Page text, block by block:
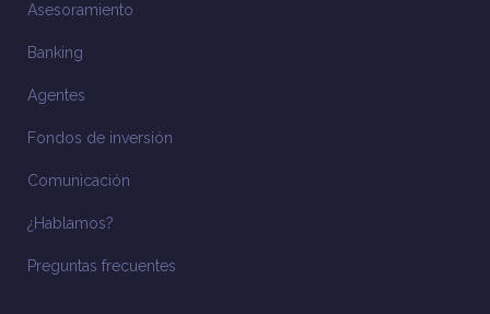
Asesoramiento
Banking
Agentes
Fondos de inversión
Comunicación
¿Hablamos?
Preguntas frecuentes